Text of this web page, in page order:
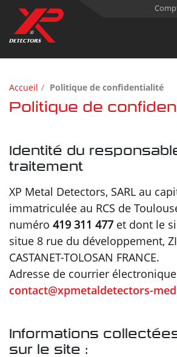
Accueil Politique de confidentialité
Politique de
Identité du
traitement
XP Metal Detectors, SARL au
immatriculée au RCS de
numéro 419 311 477et dont le
situe 8 rue du développement,
CASTANET-TOLOSAN FRANCE.
Adresse de courrier
contact@xpmetaldetectors-
Informations
sur le site :